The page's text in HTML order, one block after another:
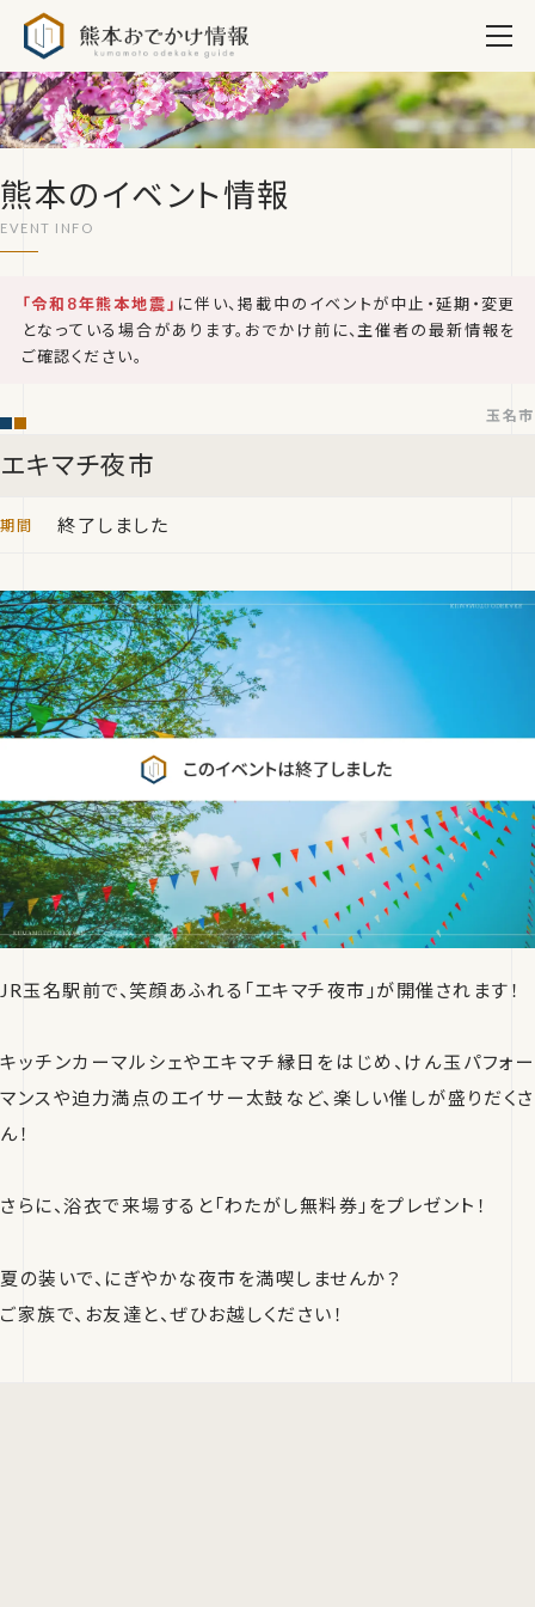
熊本のイベント情報
「令和8年熊本地震」 に伴い、掲載中のイベントが中止・延期・変更
となっている場合があります。おでかけ前に、主催者の最新情報を
ご確認ください。
エキマチ夜市
玉名市
終了しました
JR玉名駅前で、笑顔あふれる「エキマチ夜市」が開催されます！
キッチンカーマルシェやエキマチ縁日をはじめ、けん玉パフォー
マンスや迫力満点のエイサー太鼓など、楽しい催しが盛りだくさ
ん！
さらに、浴衣で来場すると「わたがし無料券」をプレゼント！
夏の装いで、にぎやかな夜市を満喫しませんか？
ご家族で、お友達と、ぜひお越しください！